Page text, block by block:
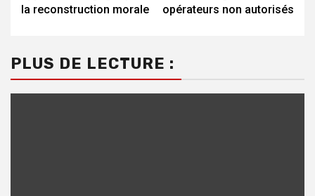
la reconstruction morale
opérateurs non autorisés
PLUS DE LECTURE :